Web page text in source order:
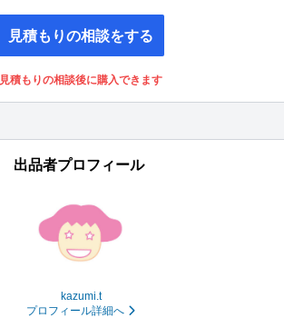
見積もりの相談をする
見積もりの相談後に購入できます
出品者プロフィール
kazumi.t
プロフィール詳細へ